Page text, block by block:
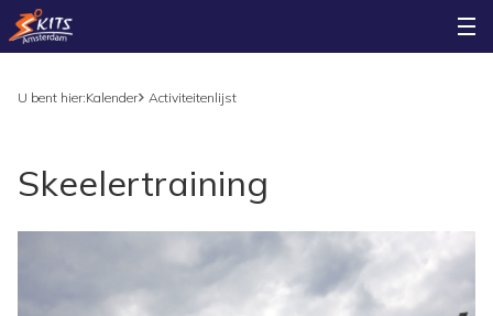
U bent hier:Kalender Activiteitenlijst
Skeelertraining